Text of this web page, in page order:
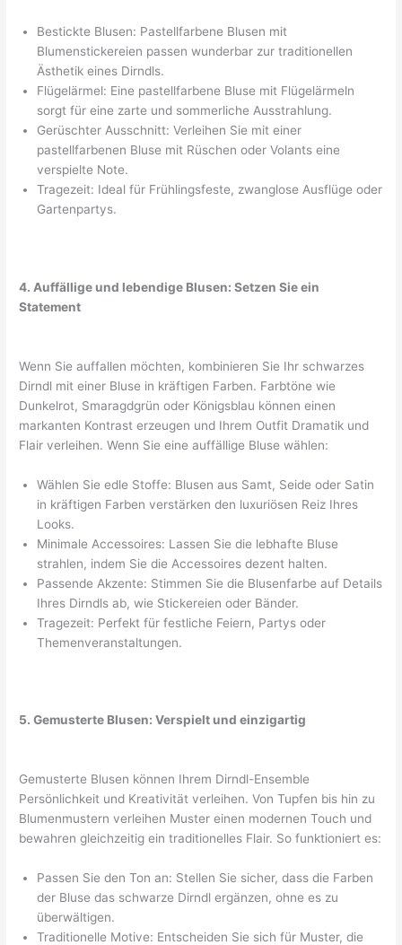
Bestickte Blusen: Pastellfarbene Blusen mit
Blumenstickereien passen wunderbar zur traditionellen
Ästhetik eines Dirndls.
Flügelärmel: Eine pastellfarbene Bluse mit Flügelärmeln
sorgt für eine zarte und sommerliche Ausstrahlung.
Gerüschter Ausschnitt: Verleihen Sie mit einer
pastellfarbenen Bluse mit Rüschen oder Volants eine
verspielte Note.
Tragezeit: Ideal für Frühlingsfeste, zwanglose Ausflüge oder
Gartenpartys.
4. Auffällige und lebendige Blusen: Setzen Sie ein
Statement
Wenn Sie auffallen möchten, kombinieren Sie Ihr schwarzes
Dirndl mit einer Bluse in kräftigen Farben. Farbtöne wie
Dunkelrot, Smaragdgrün oder Königsblau können einen
markanten Kontrast erzeugen und Ihrem Outfit Dramatik und
Flair verleihen. Wenn Sie eine auffällige Bluse wählen:
Wählen Sie edle Stoffe: Blusen aus Samt, Seide oder Satin
in kräftigen Farben verstärken den luxuriösen Reiz Ihres
Looks.
Minimale Accessoires: Lassen Sie die lebhafte Bluse
strahlen, indem Sie die Accessoires dezent halten.
Passende Akzente: Stimmen Sie die Blusenfarbe auf Details
Ihres Dirndls ab, wie Stickereien oder Bänder.
Tragezeit: Perfekt für festliche Feiern, Partys oder
Themenveranstaltungen.
5. Gemusterte Blusen: Verspielt und einzigartig
Gemusterte Blusen können Ihrem Dirndl-Ensemble
Persönlichkeit und Kreativität verleihen. Von Tupfen bis hin zu
Blumenmustern verleihen Muster einen modernen Touch und
bewahren gleichzeitig ein traditionelles Flair. So funktioniert es:
Passen Sie den Ton an: Stellen Sie sicher, dass die Farben
der Bluse das schwarze Dirndl ergänzen, ohne es zu
überwältigen.
Traditionelle Motive: Entscheiden Sie sich für Muster, die